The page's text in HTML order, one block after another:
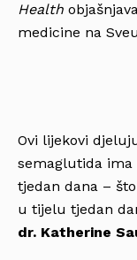
Health
medicine na
Ovi lijekovi
semaglutida
tjedan dana –
u tijelu tjedan
dr. Katherine